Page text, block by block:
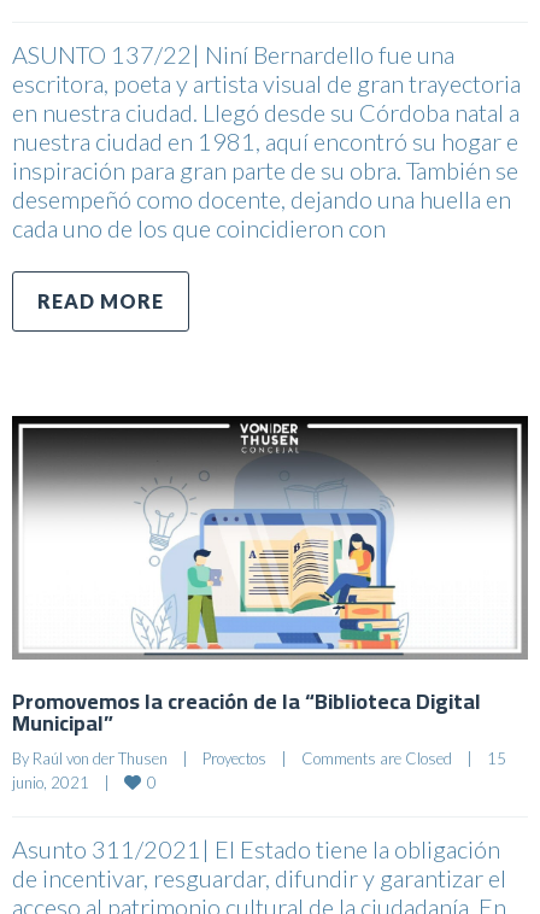
ASUNTO 137/22| Niní Bernardello fue una
escritora, poeta y artista visual de gran trayectoria
en nuestra ciudad. Llegó desde su Córdoba natal a
nuestra ciudad en 1981, aquí encontró su hogar e
inspiración para gran parte de su obra. También se
desempeñó como docente, dejando una huella en
cada uno de los que coincidieron con
READ MORE
Promovemos la creación de la “Biblioteca Digital
Municipal”
By Raúl von der Thusen | Proyectos | Comments are Closed |
15
junio, 2021
| 0
Asunto 311/2021| El Estado tiene la obligación
de incentivar, resguardar, difundir y garantizar el
acceso al patrimonio cultural de la ciudadanía. En